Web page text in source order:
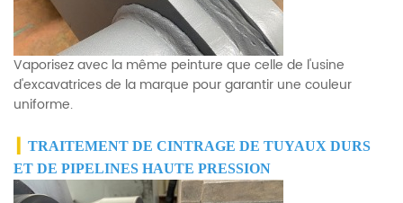
Vaporisez avec la même peinture que celle de l'usine
d'excavatrices de la marque pour garantir une couleur
uniforme.
TRAITEMENT DE CINTRAGE DE TUYAUX DURS
ET DE PIPELINES HAUTE PRESSION